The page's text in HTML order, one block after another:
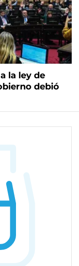
la ley de
debió